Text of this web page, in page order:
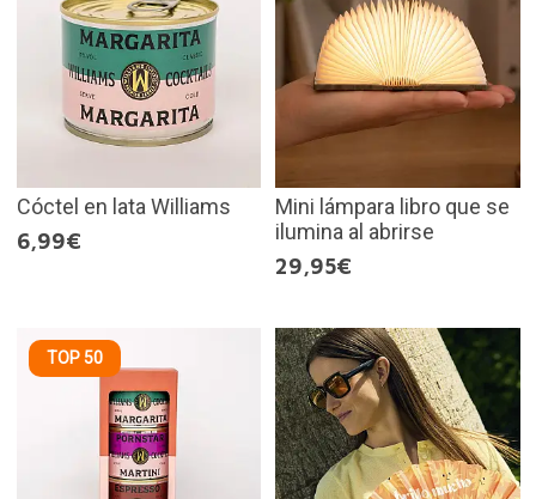
Cóctel en lata Williams
6,99€
Mini lámpara libro que se
ilumina al abrirse
29,95€
TOP 50